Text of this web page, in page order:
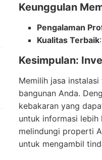
Keunggulan
Pengalaman
Kualitas Terbaik
Kesimpulan:
Memilih jasa
bangunan Anda.
kebakaran yang
untuk informasi lebih
melindungi properti
untuk mengambil